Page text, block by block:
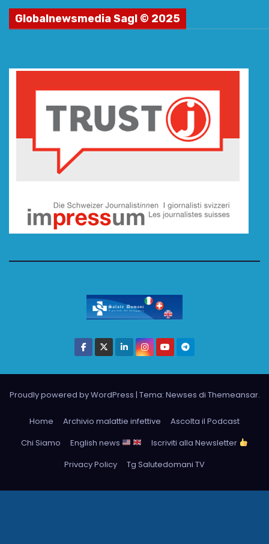
Globalnewsmedia Sagl © 2025
Proudly powered by WordPress | Tema: Newses di Themeansar.
Home Archivio malattie infettive
Ascolta il Podcast
Chi Siamo
English news
Iscriviti alla Newsletter
Privacy Policy
Tg Salutedomani TV